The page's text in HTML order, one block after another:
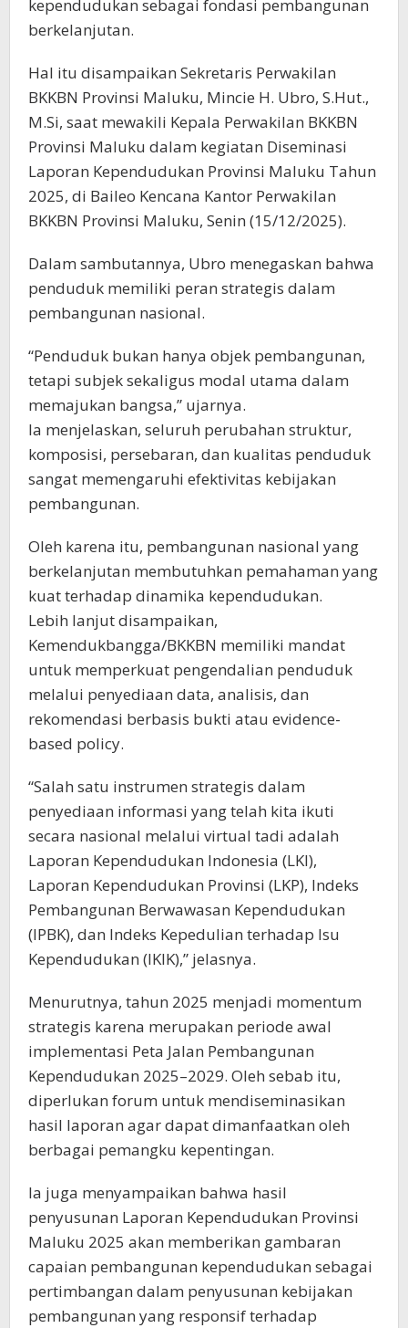
kependudukan sebagai fondasi pembangunan
berkelanjutan.
Hal itu disampaikan Sekretaris Perwakilan
BKKBN Provinsi Maluku, Mincie H. Ubro, S.Hut.,
M.Si, saat mewakili Kepala Perwakilan BKKBN
Provinsi Maluku dalam kegiatan Diseminasi
Laporan Kependudukan Provinsi Maluku Tahun
2025, di Baileo Kencana Kantor Perwakilan
BKKBN Provinsi Maluku, Senin (15/12/2025).
Dalam sambutannya, Ubro menegaskan bahwa
penduduk memiliki peran strategis dalam
pembangunan nasional.
“Penduduk bukan hanya objek pembangunan,
tetapi subjek sekaligus modal utama dalam
memajukan bangsa,” ujarnya.
Ia menjelaskan, seluruh perubahan struktur,
komposisi, persebaran, dan kualitas penduduk
sangat memengaruhi efektivitas kebijakan
pembangunan.
Oleh karena itu, pembangunan nasional yang
berkelanjutan membutuhkan pemahaman yang
kuat terhadap dinamika kependudukan.
Lebih lanjut disampaikan,
Kemendukbangga/BKKBN memiliki mandat
untuk memperkuat pengendalian penduduk
melalui penyediaan data, analisis, dan
rekomendasi berbasis bukti atau evidence-
based policy.
“Salah satu instrumen strategis dalam
penyediaan informasi yang telah kita ikuti
secara nasional melalui virtual tadi adalah
Laporan Kependudukan Indonesia (LKI),
Laporan Kependudukan Provinsi (LKP), Indeks
Pembangunan Berwawasan Kependudukan
(IPBK), dan Indeks Kepedulian terhadap Isu
Kependudukan (IKIK),” jelasnya.
Menurutnya, tahun 2025 menjadi momentum
strategis karena merupakan periode awal
implementasi Peta Jalan Pembangunan
Kependudukan 2025–2029. Oleh sebab itu,
diperlukan forum untuk mendiseminasikan
hasil laporan agar dapat dimanfaatkan oleh
berbagai pemangku kepentingan.
Ia juga menyampaikan bahwa hasil
penyusunan Laporan Kependudukan Provinsi
Maluku 2025 akan memberikan gambaran
capaian pembangunan kependudukan sebagai
pertimbangan dalam penyusunan kebijakan
pembangunan yang responsif terhadap